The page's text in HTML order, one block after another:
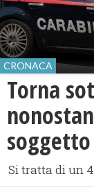
CRONACA
Torna
Si tratta di un